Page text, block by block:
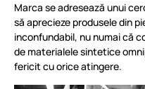
Marca se adresează unui
să aprecieze produsele din
inconfundabil, nu numai că
de materialele sintetice
fericit cu orice atingere.